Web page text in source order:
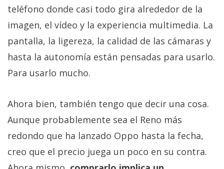
teléfono donde casi todo gira alrededor de la
imagen, el vídeo y la experiencia multimedia. La
pantalla, la ligereza, la calidad de las cámaras y
hasta la autonomía están pensadas para usarlo.
Para usarlo mucho.
Ahora bien, también tengo que decir una cosa.
Aunque probablemente sea el Reno más
redondo que ha lanzado Oppo hasta la fecha,
creo que el precio juega un poco en su contra.